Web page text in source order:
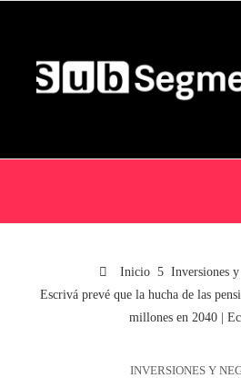
Inicio
Inversiones
Escrivá prevé que la hucha de las
millones en 2040 |
INVERSIONES Y